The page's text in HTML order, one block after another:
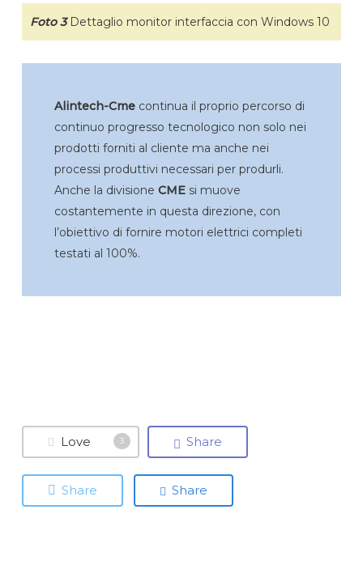
Foto 3 Dettaglio monitor interfaccia con Windows 10
Alintech-Cme continua il proprio percorso di
continuo progresso tecnologico non solo nei
prodotti forniti al cliente ma anche nei
processi produttivi necessari per produrli.
Anche la divisioneCME si muove
costantemente in questa direzione, con
l’obiettivo di fornire motori elettrici completi
testati al 100%.
Love 3 Share
Share Share